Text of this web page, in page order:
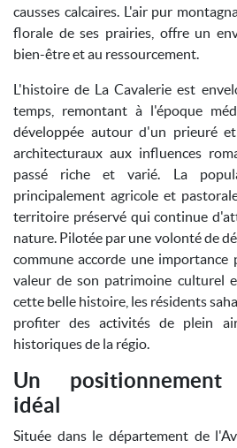
causses calcaires. L'air pur
florale de ses prairies, offre un
bien-être et au ressourcement.
L'histoire de La Cavalerie est
temps, remontant à l'époque
développée autour d'un prieuré
architecturaux aux influences
passé riche et varié. La
principalement agricole et
territoire préservé qui continue
nature. Pilotée par une volonté de
commune accorde une importance
valeur de son patrimoine culturel
cette belle histoire, les résidents
profiter des activités de plein
historiques de la régio.
Un positionnement
idéal
Située dans le département de